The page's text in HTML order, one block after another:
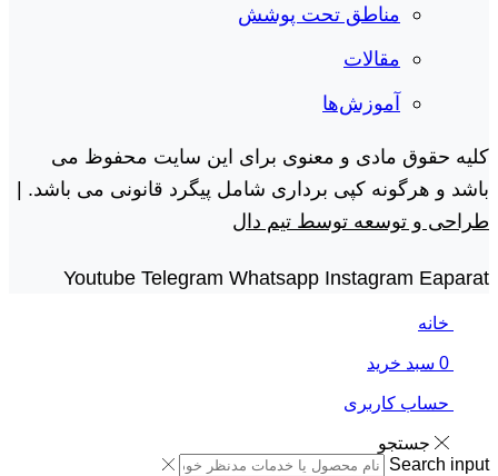
مناطق تحت پوشش
مقالات
آموزش‌ها
کلیه حقوق مادی و معنوی برای این سایت محفوظ می
باشد و هرگونه کپی برداری شامل پیگرد قانونی می باشد. |
طراحی و توسعه توسط تیم دال
Youtube Telegram Whatsapp Instagram Eaparat
خانه
0 سبد خرید
حساب کاربری
جستجو
Search input